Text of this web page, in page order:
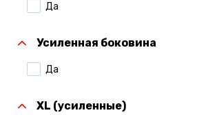
Gripmax
Kumho
Да
Усиленная боковина
Да
XL (усиленные)